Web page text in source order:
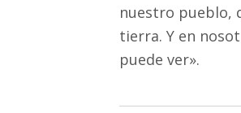
nuestro pueblo,
tierra. Y en
puede ver».